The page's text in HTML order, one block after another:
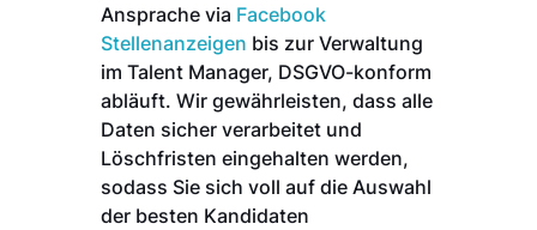
Ansprache via Facebook
Stellenanzeigen bis zur Verwaltung
im Talent Manager, DSGVO-konform
abläuft. Wir gewährleisten, dass alle
Daten sicher verarbeitet und
Löschfristen eingehalten werden,
sodass Sie sich voll auf die Auswahl
der besten Kandidaten